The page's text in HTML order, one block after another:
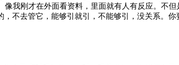
我刚才在外面看资料，里面就有人有反应。不
不去管它，能够引就引，不能够引，没关系。你